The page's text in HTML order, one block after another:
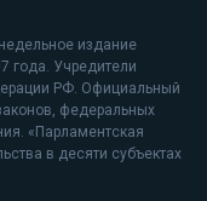
издание
года. Учредители
РФ. Официальный
федеральных
«Парламентская
в десяти субъектах